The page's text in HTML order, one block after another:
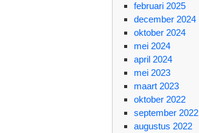
februari 2025
december 2024
oktober 2024
mei 2024
april 2024
mei 2023
maart 2023
oktober 2022
september 2022
augustus 2022